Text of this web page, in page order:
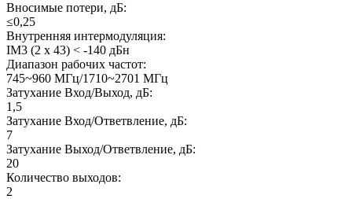
Вносимые потери, дБ:
≤0,25
Внутренняя интермодуляция:
IM3 (2 х 43) < -140 дБн
Диапазон рабочих частот:
745~960 МГц/1710~2701 МГц
Затухание Вход/Выход, дБ:
1,5
Затухание Вход/Ответвление, дБ:
7
Затухание Выход/Ответвление, дБ:
20
Количество выходов:
2